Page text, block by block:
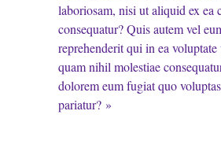
laboriosam, nisi ut aliquid ex ea
consequatur? Quis autem vel
reprehenderit qui in ea voluptate
quam nihil molestiae
dolorem eum fugiat quo
pariatur? »